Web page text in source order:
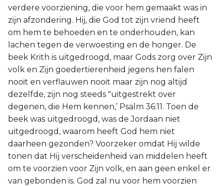
verdere voorziening, die voor hem gemaakt was in
zijn afzondering. Hij, die God tot zijn vriend heeft
om hem te behoeden en te onderhouden, kan
lachen tegen de verwoesting en de honger. De
beek Krith is uitgedroogd, maar Gods zorg over Zijn
volk en Zijn goedertierenheid jegens hen falen
nooit en verflauwen nooit maar zijn nog altijd
dezelfde, zijn nog steeds "uitgestrekt over
degenen, die Hem kennen,’ Psalm 36:11. Toen de
beek was uitgedroogd, was de Jordaan niet
uitgedroogd, waarom heeft God hem niet
daarheen gezonden? Voorzeker omdat Hij wilde
tonen dat Hij verscheidenheid van middelen heeft
om te voorzien voor Zijn volk, en aan geen enkel er
van gebonden is. God zal nu voor hem voorzien